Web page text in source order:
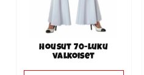
Housut 70-luku
valkoiset
tehdä
valinnat
tuotteen
sivulla.